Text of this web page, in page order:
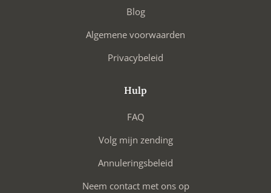
Blog
Algemene voorwaarden
Privacybeleid
Hulp
FAQ
Volg mijn zending
Annuleringsbeleid
Neem contact met ons op